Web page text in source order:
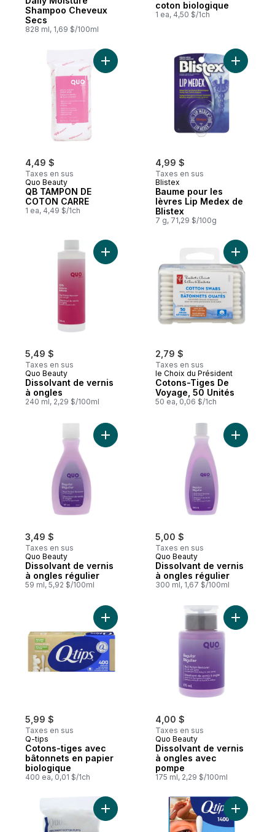
Shampoo Cheveux
Secs
828 ml, 1,69 $/100ml
coton biologique
1 ea, 4,50 $/1ch
4,49 $
Taxes en sus
Quo Beauty
QB TAMPON DE
COTON CARRE
1 ea, 4,49 $/1ch
Ajouter QB TAMPON DE COTON CARRE
4,99 $
Taxes en sus
Blistex
Baume pour les
lèvres Lip Medex de
Blistex
7 g, 71,29 $/100g
Ajouter
5,49 $
Taxes en sus
Quo Beauty
Dissolvant de vernis
à ongles
240 ml, 2,29 $/100ml
Ajouter Dissolvant de vernis à ongles au
2,79 $
Taxes en sus
le Choix du Président
Cotons-Tiges De
Voyage, 50 Unités
50 ea, 0,06 $/1ch
Ajouter
3,49 $
Taxes en sus
Quo Beauty
Dissolvant de vernis
à ongles régulier
59 ml, 5,92 $/100ml
Ajouter Dissolvant de vernis à ongles
5,00 $
Taxes en sus
Quo Beauty
Dissolvant de vernis
à ongles régulier
300 ml, 1,67 $/100ml
Ajouter
5,99 $
Taxes en sus
Q-tips
Cotons-tiges avec
bâtonnets en papier
biologique
400 ea, 0,01 $/1ch
Ajouter Cotons-tiges avec bâtonnets en
4,00 $
Taxes en sus
Quo Beauty
Dissolvant de vernis
à ongles avec
pompe
175 ml, 2,29 $/100ml
Ajouter
Ajouter QB BOULES OUATES Ajouter